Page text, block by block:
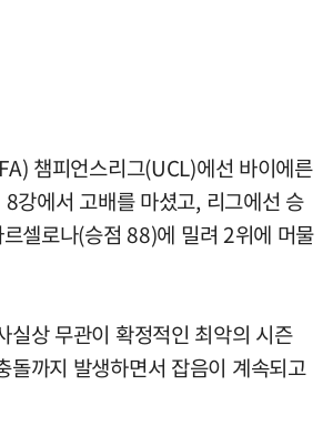
챔피언스리그(UCL)에선 바이에른
강에서 고배를 마셨고, 리그에선 승
셀로나(승점 88)에 밀려 2위에 머물
실상 무관이 확정적인 최악의 시즌
돌까지 발생하면서 잡음이 계속되고